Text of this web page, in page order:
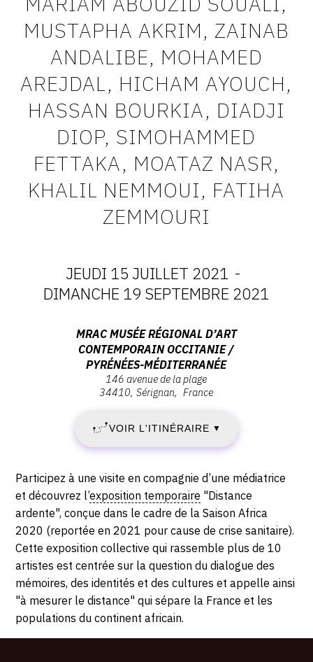
CONTACT
CGU
CGV
SUIVEZ-NOUS
INSTAGRAM
FACEBOOK
TWITTER
MUSTAPHA AKRIM, ZAINAB
ANDALIBE, MOHAMED
AREJDAL, HICHAM AYOUCH,
HASSAN BOURKIA, DIADJI
DIOP, SIMOHAMMED
FETTAKA, MOATAZ NASR,
KHALIL NEMMOUI, FATIHA
ZEMMOURI
DATES
:
JEUDI
15
JUILLET
2021
-
DIMANCHE
19
SEPTEMBRE
2021
JEUDI 15 JUILLET 2021 -
DIMANCHE 19 SEPTEMBRE 2021
/
Pyrénées-
Méditerranée,
146
Avenue
de
la
Plage,
34410
MRAC MUSÉE RÉGIONAL D’ART
CONTEMPORAIN OCCITANIE /
PYRÉNÉES-MÉDITERRANÉE
146 avenue de la plage
34410 Sérignan France
VOIR L'ITINÉRAIRE ▼
Description,
horaires...
Participez à une visite en compagnie d’une médiatrice
et découvrez l’exposition temporaire "Distance
ardente", conçue dans le cadre de la Saison Africa
2020 (reportée en 2021 pour cause de crise sanitaire).
Cette exposition collective qui rassemble plus de 10
artistes est centrée sur la question du dialogue des
mémoires, des identités et des cultures et appelle ainsi
"à mesurer le distance" qui sépare la France et les
populations du continent africain.